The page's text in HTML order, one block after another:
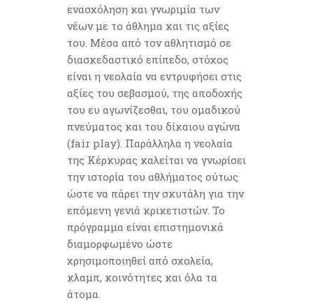
ενασχόληση και γνωριμία των
νέων με το άθλημα και τις αξίες
του. Μέσα από τον αθλητισμό σε
διασκεδαστικό επίπεδο, στόχος
είναι η νεολαία να εντρυφήσει στις
αξίες του σεβασμού, της αποδοχής
του ευ αγωνίζεσθαι, του ομαδικού
πνεύματος και του δίκαιου αγώνα
(fair play). Παράλληλα η νεολαία
της Κέρκυρας καλείται να γνωρίσει
την ιστορία του αθλήματος ούτως
ώστε να πάρει την σκυτάλη για την
επόμενη γενιά κρικετιστών. Το
πρόγραμμα είναι επιστημονικά
διαμορφωμένο ώστε
χρησιμοποιηθεί από σχολεία,
κλαμπ, κοινότητες και όλα τα
άτομα.